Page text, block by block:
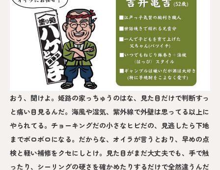
おう、聞けよ。姫路の家っちゅうのはな、見た目だけで判断すっ
と痛い目見るんだ。海風や湿気、紫外線で外壁は思ってる以上に
やられてる。チョーキングだの小さなヒビだの、見逃したら下地
までボロボロになる。だからな、オイラが言うとおり、早めの点
検と軽い補修をクセにしとけ。見た目がまだ大丈夫でも、手で触
ったり、シーリングの硬さを確かめたりするだけで全然違うんだ